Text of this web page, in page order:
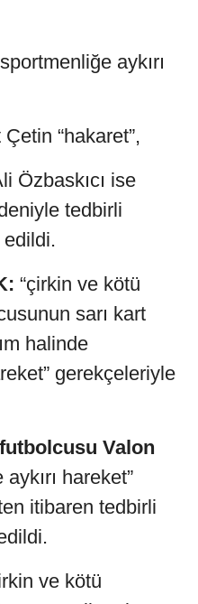
aykırı
“hakaret”,
Özbaskıcı ise
tedbirli
edildi.
“çirkin ve kötü
sarı kart
halinde
gerekçeleriyle
Valon
hareket”
itibaren tedbirli
ve kötü